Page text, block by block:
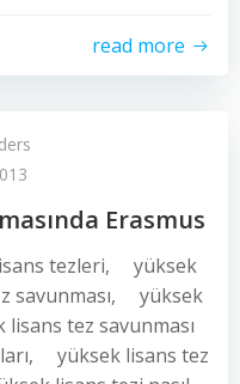
read more
Erasmus
lisans tezleri, yüksek
savunması, yüksek
tez savunması
yüksek lisans tez